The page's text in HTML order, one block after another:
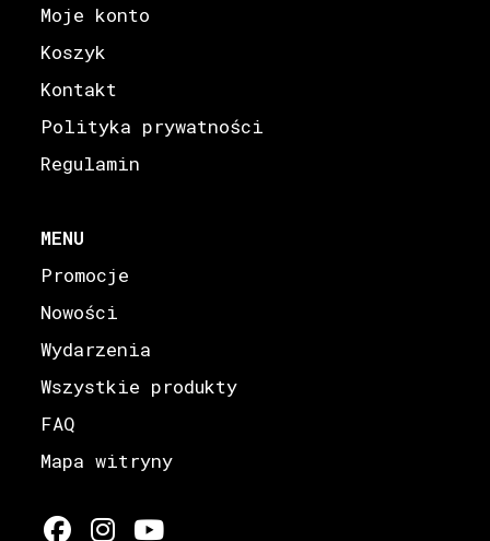
Moje konto
Koszyk
Kontakt
Polityka prywatności
Regulamin
MENU
Promocje
Nowości
Wydarzenia
Wszystkie produkty
FAQ
Mapa witryny